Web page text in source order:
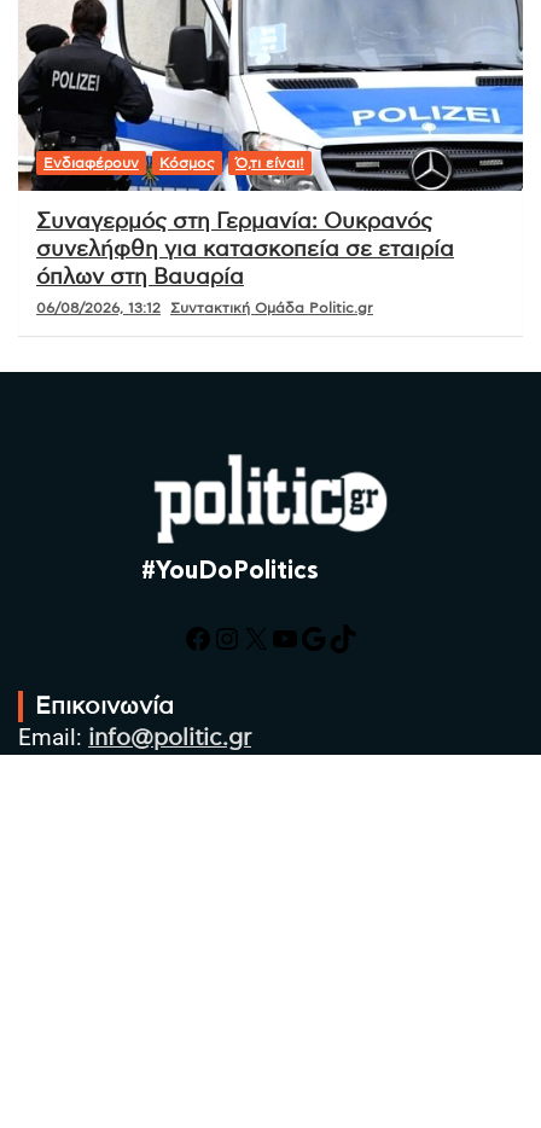
Ενδιαφέρουν Κόσμος Ό,τι είναι!
Συναγερμός στη Γερμανία: Ουκρανός
συνελήφθη για κατασκοπεία σε εταιρία
όπλων στη Βαυαρία
06/08/2026, 13:12 Συντακτική Ομάδα Politic.gr
#YouDoPolitics
Facebook
Instagram
X YouTube
Google
TikTok
Επικοινωνία
Email: info@politic.gr